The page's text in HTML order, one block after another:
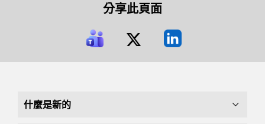
分享此頁面
什麼是新的